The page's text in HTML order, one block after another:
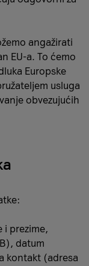
angažirati
EU-a. To ćemo
Europske
usluga
obvezujućih
i prezime,
datum
kontakt (adresa